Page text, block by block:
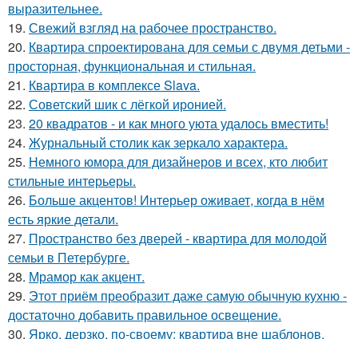
выразительнее.
19. Свежий взгляд на рабочее пространство.
20. Квартира спроектирована для семьи с двумя детьми -
просторная, функциональная и стильная.
21. Квартира в комплексе Slava.
22. Советский шик с лёгкой иронией.
23. 20 квадратов - и как много уюта удалось вместить!
24. Журнальный столик как зеркало характера.
25. Немного юмора для дизайнеров и всех, кто любит
стильные интерьеры.
26. Больше акцентов! Интерьер оживает, когда в нём
есть яркие детали.
27. Пространство без дверей - квартира для молодой
семьи в Петербурге.
28. Мрамор как акцент.
29. Этот приём преобразит даже самую обычную кухню -
достаточно добавить правильное освещение.
30. Ярко, дерзко, по-своему: квартира вне шаблонов.